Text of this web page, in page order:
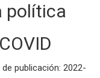
política
publicación: 2022-